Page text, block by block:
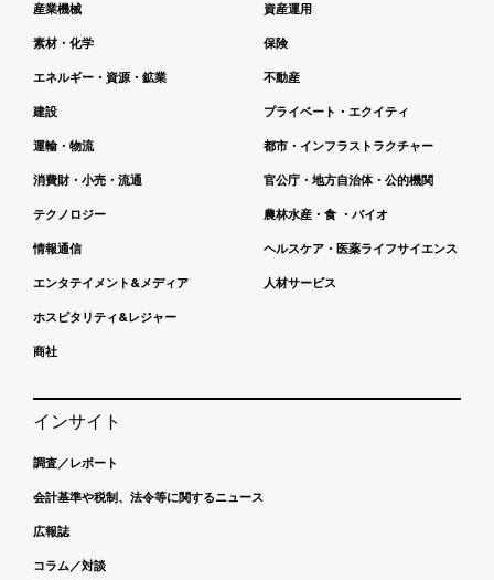
産業機械
素材・化学
エネルギー・資源・鉱業
建設
運輸・物流
消費財・小売・流通
テクノロジー
情報通信
エンタテイメント&メディア
ホスピタリティ&レジャー
商社
資産運用
保険
不動産
プライベート・エクイティ
都市・インフラストラクチャー
官公庁・地方自治体・公的機関
農林水産・食 ・バイオ
ヘルスケア・医薬ライフサイエンス
人材サービス
インサイト
調査／レポート
会計基準や税制、法令等に関するニュース
広報誌
コラム／対談